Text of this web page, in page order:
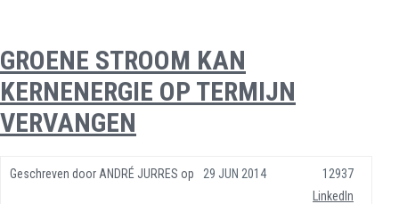
GROENE STROOM KAN
KERNENERGIE OP TERMIJN
VERVANGEN
Geschreven door ANDRÉ JURRES op 29 JUN 2014
12937
LinkedIn